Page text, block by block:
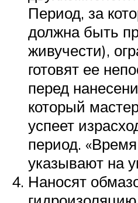
Период, за
должна быть
живучести),
готовят ее
перед
который
успеет
период.
указывают на
Наносят